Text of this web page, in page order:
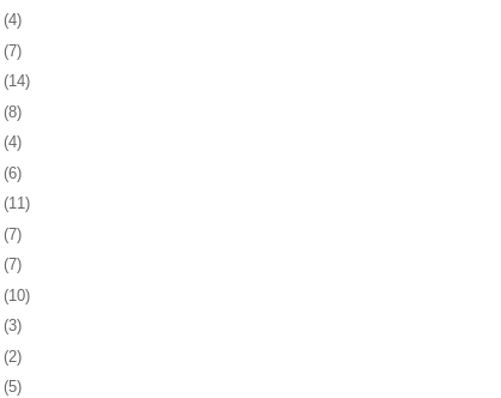
(4)
(7)
(14)
(8)
(4)
(6)
(11)
(7)
(7)
(10)
(3)
(2)
(5)